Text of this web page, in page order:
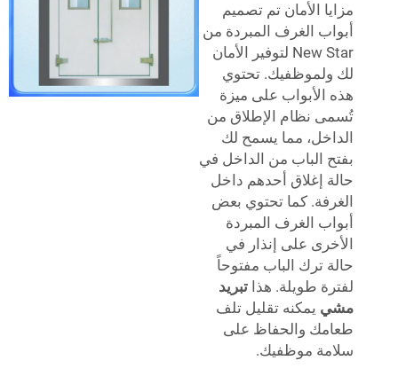
الأمان تم تصميم
الغرف المبردة من
New Star لتوفير الأمان
تحتوي
على ميزة
نظام الإطلاق من
مما يسمح لك
الباب من الداخل في
إغلاق أحدهم داخل
كما تحتوي بعض
الغرف المبردة
على إنذار في
ترك الباب مفتوحاً
طويلة. هذاتبريد
يمكنه تقليل تلف
والحفاظ على
موظفيك.